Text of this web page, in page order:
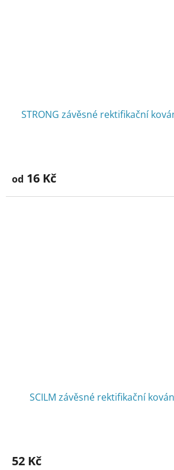
STRONG závěsné rektifikační
produktu
2,6
od 16 Kč
SCILM závěsné rektifikační
produktu
52 Kč